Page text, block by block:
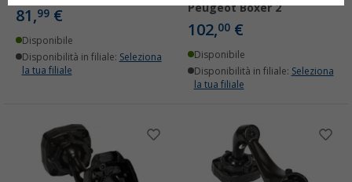
81,99 €
Disponibile
Disponibilità in filiale: Seleziona
la tua filiale
Peugeot Boxer 2
102,00 €
Disponibile
Disponibilità in filiale: Seleziona
la tua filiale